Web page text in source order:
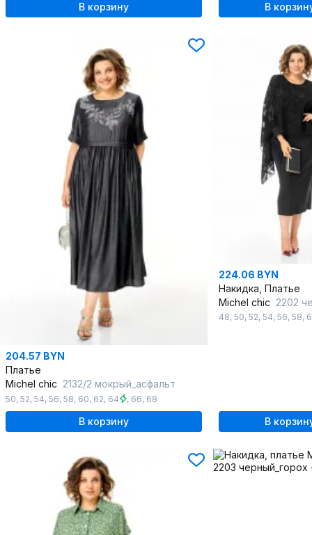
В корзину В
204.57 BYN
Платье
Michel chic 2132/2 мокрый_асфальт
50, 52, 54, 56, 58, 60, 62, 64 , 66, 68
В корзину
224.06 BYN
Накидка, Платье
Michel chic 2202
48, 50, 52, 54, 56, 58,
В